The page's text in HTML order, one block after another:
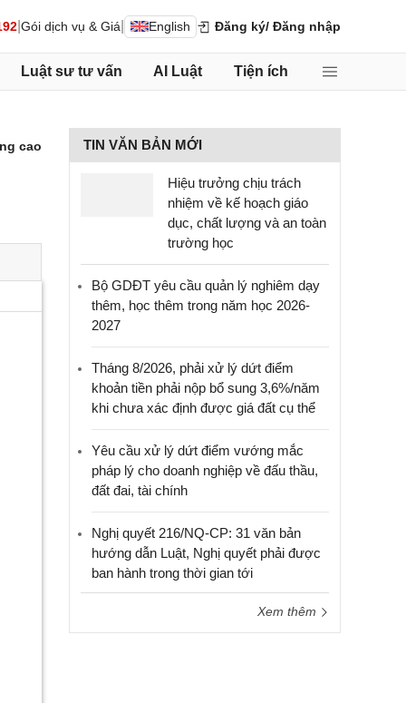
Gói dịch vụ & Giá English Đăng ký/ Đăng nhập
Luật sư tư vấn AI Luật Tiện ích
cao TIN VĂN BẢN MỚI
Hiệu trưởng chịu trách
nhiệm về kế hoạch giáo
dục, chất lượng và an toàn
trường học
Bộ GDĐT yêu cầu quản lý nghiêm dạy
thêm, học thêm trong năm học 2026-
2027
Tháng 8/2026, phải xử lý dứt điểm
khoản tiền phải nộp bổ sung 3,6%/năm
khi chưa xác định được giá đất cụ thể
Yêu cầu xử lý dứt điểm vướng mắc
pháp lý cho doanh nghiệp về đấu thầu,
đất đai, tài chính
Nghị quyết 216/NQ-CP: 31 văn bản
hướng dẫn Luật, Nghị quyết phải được
ban hành trong thời gian tới
Xem thêm